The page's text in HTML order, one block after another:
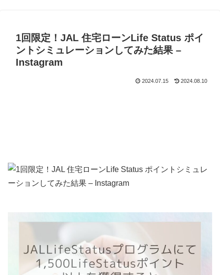
1回限定！JAL 住宅ローンLife Status ポイ
ントシミュレーションしてみた結果 –
Instagram
2024.07.15 2024.08.10